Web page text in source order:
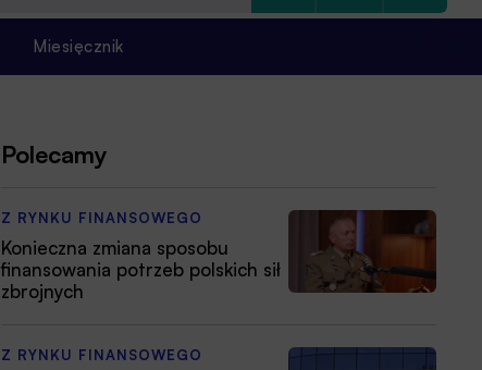
Miesięcznik
Polecamy
Z RYNKU FINANSOWEGO
Konieczna zmiana sposobu
finansowania potrzeb polskich sił
zbrojnych
Z RYNKU FINANSOWEGO